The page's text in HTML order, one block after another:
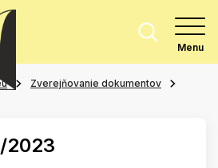
Menu
Zverejňovanie dokumentov
2023